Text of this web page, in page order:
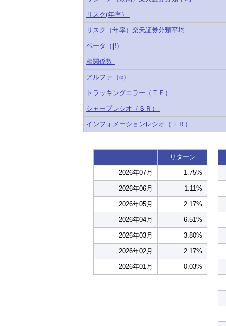
リスク(年率）
リスク（年率）楽天証券分類平均
ベータ（β）
相関係数
アルファ（α）
トラッキングエラー（ＴＥ）
シャープレシオ（ＳＲ）
インフォメーションレシオ（ＩＲ）
リターン
2026年07月 -1.75%
2026年06月 1.11%
2026年05月 2.17%
2026年04月 6.51%
2026年03月 -3.80%
2026年02月 2.17%
2026年01月 -0.03%